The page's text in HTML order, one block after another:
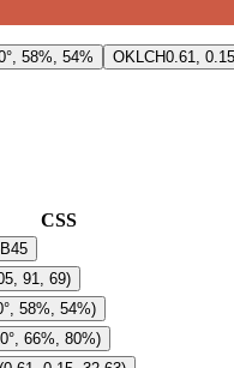
58%, 54% OKLCH0.61,
CSS
91, 69)
58%, 54%)
66%, 80%)